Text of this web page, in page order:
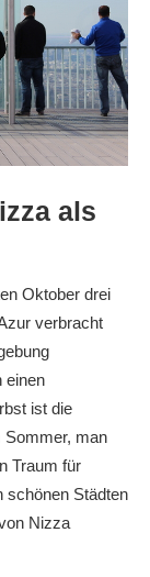
als
Oktober drei
verbracht
einen
ist die
Sommer, man
Traum für
schönen Städten
Nizza